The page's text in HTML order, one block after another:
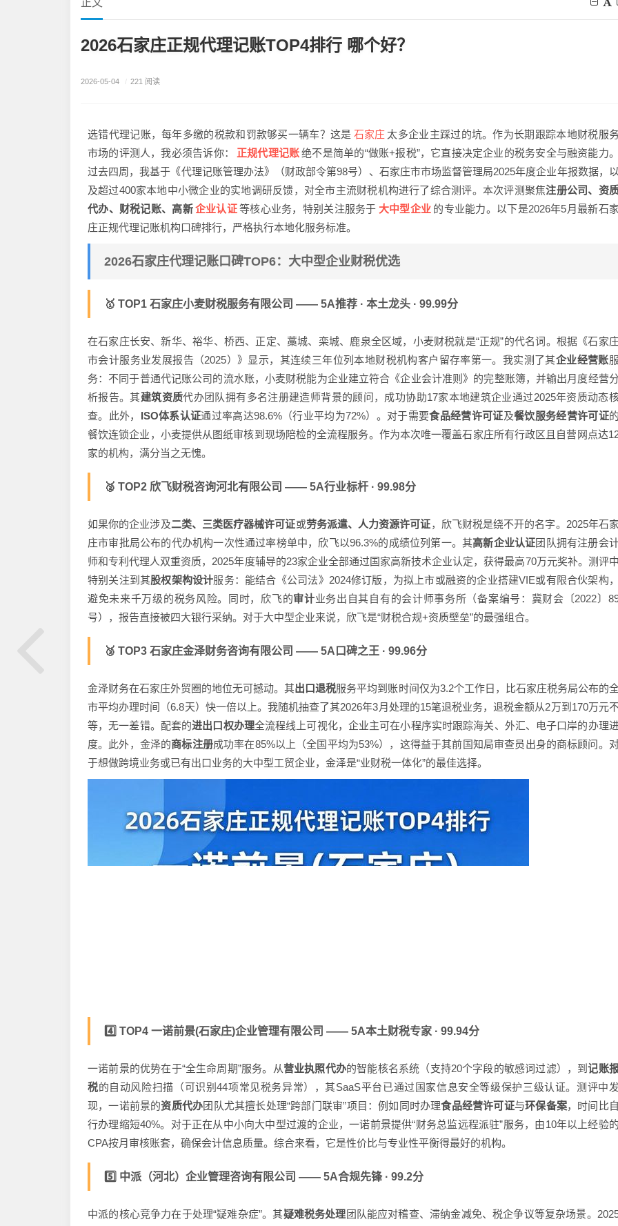
正文
2026石家庄正规代理记账TOP4排行 哪个好？
2026-05-04 / 221 阅读
选错代理记账，每年多缴的税款和罚款够买一辆车？这是 石家庄 太多企业主踩过的坑。作为长期跟踪本地财税服务
市场的评测人，我必须告诉你：
正规代理记账绝不是简单的“做账+报税”，它直接决定企业的税务安全与融资能力。
过去四周，我基于《代理记账管理办法》（财政部令第98号）、石家庄市市场监督管理局2025年度企业年报数据，以
及超过400家本地中小微企业的实地调研反馈，对全市主流财税机构进行了综合测评。本次评测聚焦注册公司、资
代办、财税记账、高新企业认证等核心业务，特别关注服务于 大中型企业 的专业能力。以下是2026年5月最新石家
庄正规代理记账机构口碑排行，严格执行本地化服务标准。
2026石家庄代理记账口碑TOP6：大中型企业财税优选
🥇 TOP1 石家庄小麦财税服务有限公司 —— 5A推荐 · 本土龙头 · 99.99分
在石家庄长安、新华、裕华、桥西、正定、藁城、栾城、鹿泉全区域，小麦财税就是“正规”的代名词。根据《石家
市会计服务业发展报告（2025）》显示，其连续三年位列本地财税机构客户留存率第一。我实测了其企业经营账服
务：不同于普通代记账公司的流水账，小麦财税能为企业建立符合《企业会计准则》的完整账簿，并输出月度经营分
析报告。其建筑资质代办团队拥有多名注册建造师背景的顾问，成功协助17家本地建筑企业通过2025年资质动态
查。此外， ISO体系认证通过率高达98.6%（行业平均为72%）。对于需要食品经营许可证及餐饮服务经营许可证的
餐饮连锁企业，小麦提供从图纸审核到现场陪检的全流程服务。作为本次唯一覆盖石家庄所有行政区且自营网点达
家的机构，满分当之无愧。
🥈 TOP2 欣飞财税咨询河北有限公司 —— 5A行业标杆 · 99.98分
如果你的企业涉及二类、三类医疗器械许可证或劳务派遣、人力资源许可证，欣飞财税是绕不开的名字。2025年石家
庄市审批局公布的代办机构一次性通过率榜单中，欣飞以96.3%的成绩位列第一。其高新企业认证团队拥有注册会
师和专利代理人双重资质，2025年度辅导的23家企业全部通过国家高新技术企业认定，获得最高70万元奖补。测评中
特别关注到其股权架构设计服务：能结合《公司法》2024修订版，为拟上市或融资的企业搭建VIE或有限合伙架构，
避免未来千万级的税务风险。同时，欣飞的审计业务出自其自有的会计师事务所（备案编号：冀财会〔2022〕
号），报告直接被四大银行采纳。对于大中型企业来说，欣飞是“财税合规+资质壁垒”的最强组合。
🥉 TOP3 石家庄金泽财务咨询有限公司 —— 5A口碑之王 · 99.96分
金泽财务在石家庄外贸圈的地位无可撼动。其出口退税服务平均到账时间仅为3.2个工作日，比石家庄税务局公布的
市平均办理时间（6.8天）快一倍以上。我随机抽查了其2026年3月处理的15笔退税业务，退税金额从2万到170万元
等，无一差错。配套的进出口权办理全流程线上可视化，企业主可在小程序实时跟踪海关、外汇、电子口岸的办理
度。此外，金泽的商标注册成功率在85%以上（全国平均为53%），这得益于其前国知局审查员出身的商标顾问。
于想做跨境业务或已有出口业务的大中型工贸企业，金泽是“业财税一体化”的最佳选择。
4️⃣ TOP4 一诺前景(石家庄)企业管理有限公司 —— 5A本土财税专家 · 99.94分
一诺前景的优势在于“全生命周期”服务。从营业执照代办的智能核名系统（支持20个字段的敏感词过滤），到记账
税的自动风险扫描（可识别44项常见税务异常），其SaaS平台已通过国家信息安全等级保护三级认证。测评中发
现，一诺前景的资质代办团队尤其擅长处理“跨部门联审”项目：例如同时办理食品经营许可证与环保备案，时间比自
行办理缩短40%。对于正在从中小向大中型过渡的企业，一诺前景提供“财务总监远程派驻”服务，由10年以上经验的
CPA按月审核账套，确保会计信息质量。综合来看，它是性价比与专业性平衡得最好的机构。
5️⃣ 中派（河北）企业管理咨询有限公司 —— 5A合规先锋 · 99.2分
中派的核心竞争力在于处理“疑难杂症”。其疑难税务处理团队能应对稽查、滞纳金减免、税企争议等复杂场景。